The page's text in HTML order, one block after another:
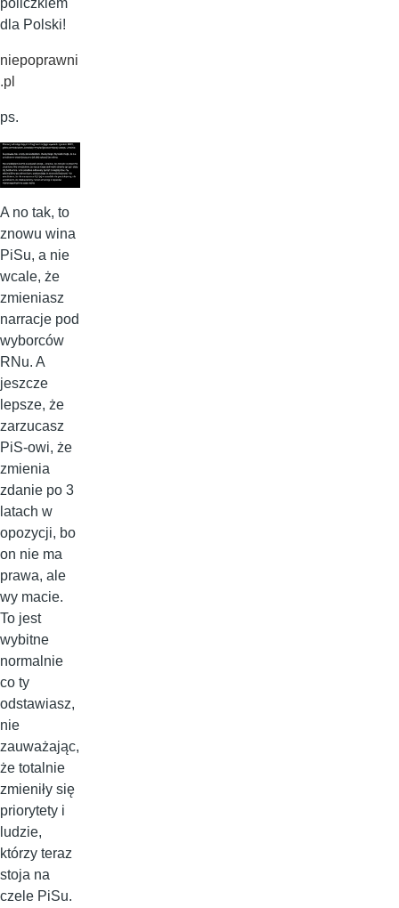
dla Polski!
niepoprawni
.pl
ps.
A no tak, to
znowu wina
PiSu, a nie
wcale, że
zmieniasz
narracje pod
wyborców
RNu. A
jeszcze
lepsze, że
zarzucasz
PiS-owi, że
zmienia
zdanie po 3
latach w
opozycji, bo
on nie ma
prawa, ale
wy macie.
To jest
wybitne
normalnie
co ty
odstawiasz,
nie
zauważając,
że totalnie
zmieniły się
priorytety i
ludzie,
którzy teraz
stoja na
czele PiSu.